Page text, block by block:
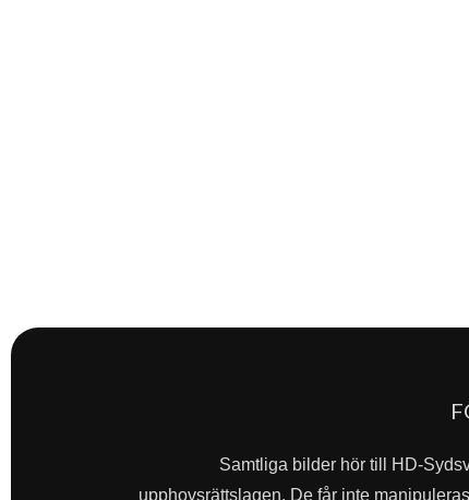
Samtliga bilder hör till HD-
upphovsrättslagen. De får inte